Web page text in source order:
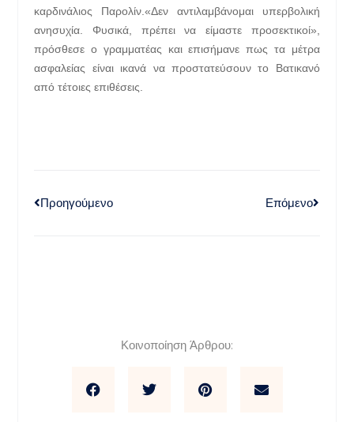
καρδινάλιος Παρολίν.«Δεν αντιλαμβάνομαι υπερβολική
ανησυχία. Φυσικά, πρέπει να είμαστε προσεκτικοί»,
πρόσθεσε ο γραμματέας και επισήμανε πως τα μέτρα
ασφαλείας είναι ικανά να προστατεύσουν το Βατικανό
από τέτοιες επιθέσεις.
Προηγούμενο Επόμενο
Κοινοποίηση Άρθρου: